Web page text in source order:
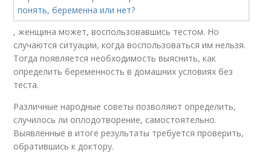
, женщина может, воспользовавшись тестом. Но
случаются ситуации, когда воспользоваться им нельзя.
Тогда появляется необходимость выяснить, как
определить беременность в домашних условиях без
теста.
Различные народные советы позволяют определить,
случилось ли оплодотворение, самостоятельно.
Выявленные в итоге результаты требуется проверить,
обратившись к доктору.